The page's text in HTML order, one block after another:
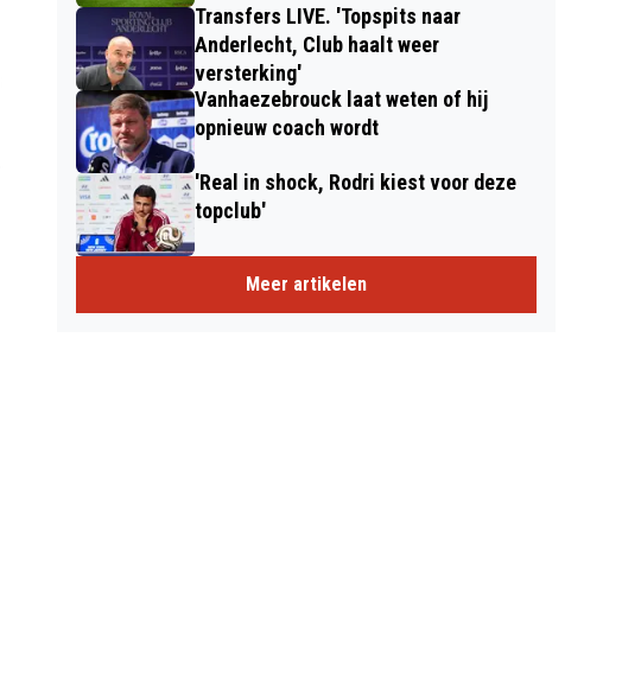
Transfers LIVE. 'Topspits naar
Anderlecht, Club haalt weer
versterking'
Vanhaezebrouck laat weten of hij
opnieuw coach wordt
'Real in shock, Rodri kiest voor deze
topclub'
Meer artikelen